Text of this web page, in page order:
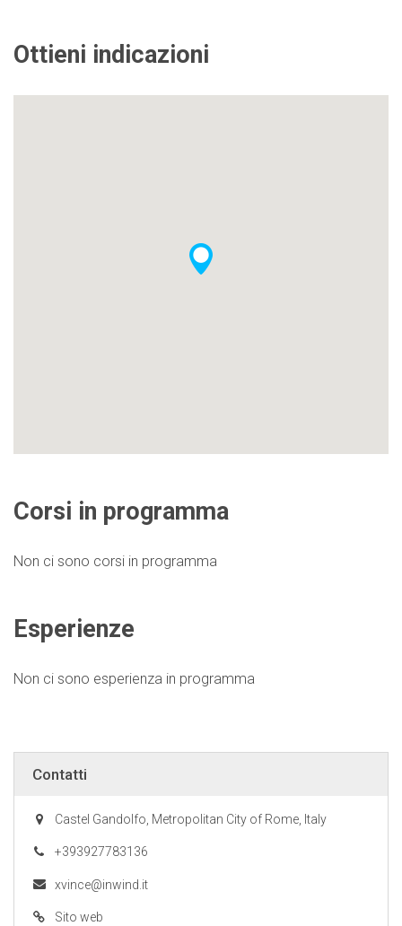
Ottieni indicazioni
Corsi in programma
Non ci sono corsi in programma
Esperienze
Non ci sono esperienza in programma
Contatti
Castel Gandolfo, Metropolitan City of Rome, Italy
+393927783136
xvince@inwind.it
Sito web